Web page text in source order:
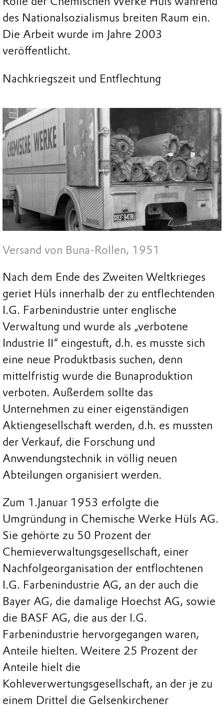
des Nationalsozialismus breiten Raum ein.
Die Arbeit wurde im Jahre 2003
veröffentlicht.
Nachkriegszeit und Entflechtung
Versand von Buna-Rollen, 1951
Nach dem Ende des Zweiten Weltkrieges
geriet Hüls innerhalb der zu entflechtenden
I.G. Farbenindustrie unter englische
Verwaltung und wurde als „verbotene
Industrie II“ eingestuft, d.h. es musste sich
eine neue Produktbasis suchen, denn
mittelfristig wurde die Bunaproduktion
verboten. Außerdem sollte das
Unternehmen zu einer eigenständigen
Aktiengesellschaft werden, d.h. es mussten
der Verkauf, die Forschung und
Anwendungstechnik in völlig neuen
Abteilungen organisiert werden.
Zum 1.Januar 1953 erfolgte die
Umgründung in Chemische Werke Hüls AG.
Sie gehörte zu 50 Prozent der
Chemieverwaltungsgesellschaft, einer
Nachfolgeorganisation der entflochtenen
I.G. Farbenindustrie AG, an der auch die
Bayer AG, die damalige Hoechst AG, sowie
die BASF AG, die aus der I.G.
Farbenindustrie hervorgegangen waren,
Anteile hielten. Weitere 25 Prozent der
Anteile hielt die
Kohleverwertungsgesellschaft, an der je zu
einem Drittel die Gelsenkirchener